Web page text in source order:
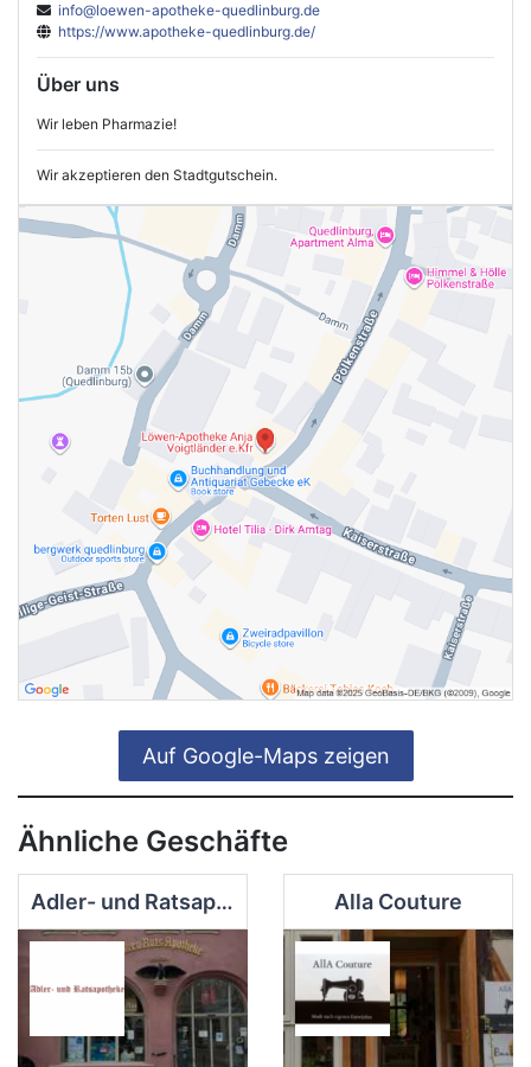
info@loewen-apotheke-quedlinburg.de
https://www.apotheke-quedlinburg.de/
Über uns
Wir leben Pharmazie!
Wir akzeptieren den Stadtgutschein.
Auf Google-Maps zeigen
Ähnliche Geschäfte
Adler- und Ratsapotheke Alla Couture